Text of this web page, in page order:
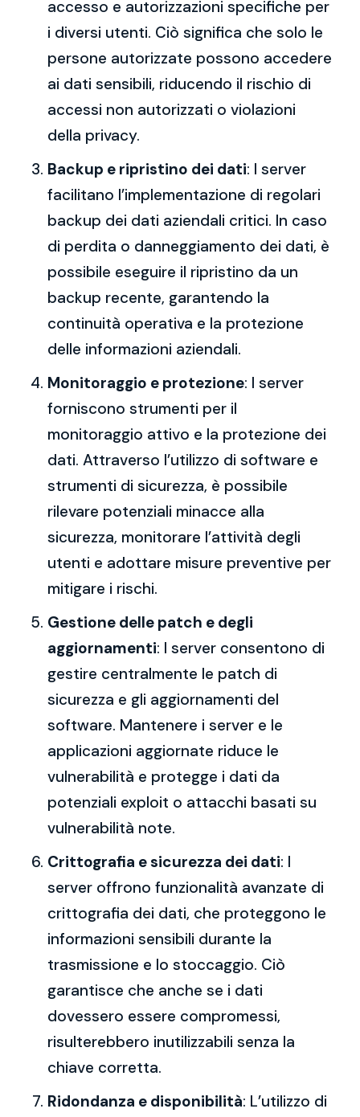
accesso e autorizzazioni specifiche per
i diversi utenti. Ciò significa che solo le
persone autorizzate possono accedere
ai dati sensibili, riducendo il rischio di
accessi non autorizzati o violazioni
della privacy.
Backup e ripristino dei dati: I server
facilitano l’implementazione di regolari
backup dei dati aziendali critici. In caso
di perdita o danneggiamento dei dati, è
possibile eseguire il ripristino da un
backup recente, garantendo la
continuità operativa e la protezione
delle informazioni aziendali.
Monitoraggio e protezione: I server
forniscono strumenti per il
monitoraggio attivo e la protezione dei
dati. Attraverso l’utilizzo di software e
strumenti di sicurezza, è possibile
rilevare potenziali minacce alla
sicurezza, monitorare l’attività degli
utenti e adottare misure preventive per
mitigare i rischi.
Gestione delle patch e degli
aggiornamenti: I server consentono di
gestire centralmente le patch di
sicurezza e gli aggiornamenti del
software. Mantenere i server e le
applicazioni aggiornate riduce le
vulnerabilità e protegge i dati da
potenziali exploit o attacchi basati su
vulnerabilità note.
Crittografia e sicurezza dei dati: I
server offrono funzionalità avanzate di
crittografia dei dati, che proteggono le
informazioni sensibili durante la
trasmissione e lo stoccaggio. Ciò
garantisce che anche se i dati
dovessero essere compromessi,
risulterebbero inutilizzabili senza la
chiave corretta.
Ridondanza e disponibilità: L’utilizzo di